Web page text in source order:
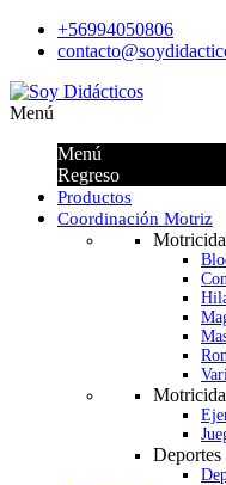
+56994050806
Menú
Menú
Regreso
Productos
Coordinación Motriz
Deportes